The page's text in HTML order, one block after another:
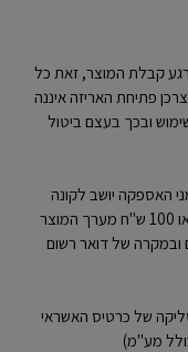
המוצר ייעשה תוך 14 ימים מרגע קבלת המוצר, זאת כל
פתיחת האריזה איננה
ובכך בעצם ביטול
האספקה יושב לקונה
הכסף תוך 14 ימים וזאת בקיזוז 5% מערך המוצר או 100 ש"ח מערך המוצר
ובמקרה של דואר רשום
של כרטיס האשראי